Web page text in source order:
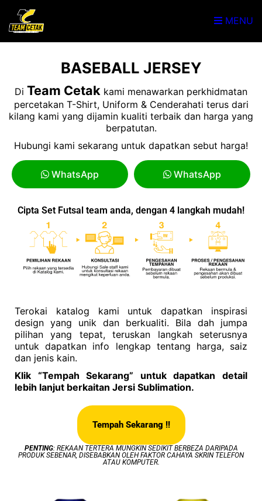
MENU
BASEBALL JERSEY
Di Team Cetak kami menawarkan perkhidmatan
percetakan T-Shirt, Uniform & Cenderahati terus dari
kilang kami yang dijamin kualiti terbaik dan harga yang
berpatutan.
Hubungi kami sekarang untuk dapatkan sebut harga!
WhatsApp WhatsApp
Cipta Set Futsal team anda, dengan 4 langkah mudah!
Terokai katalog kami untuk dapatkan inspirasi
design yang unik dan berkualiti. Bila dah jumpa
pilihan yang tepat, teruskan langkah seterusnya
untuk dapatkan info lengkap tentang harga, saiz
dan jenis kain.
Klik “Tempah Sekarang” untuk dapatkan detail
lebih lanjut berkaitan Jersi Sublimation.
Tempah Sekarang !!
PENTING: REKAAN TERTERA MUNGKIN SEDIKIT BERBEZA DARIPADA
PRODUK SEBENAR, DISEBABKAN OLEH FAKTOR CAHAYA SKRIN TELEFON
ATAU KOMPUTER.